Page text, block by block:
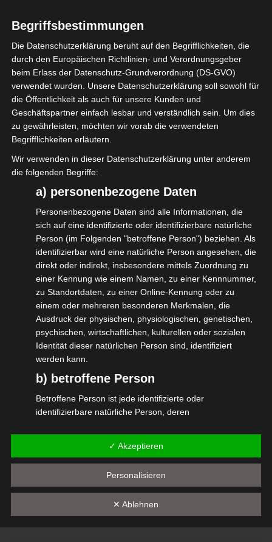
Statusfeststellung bei Honorarlehrkräften
zu erwirken.
Die isdv unterstützt die Petition, weil es
dazu führen kann, dass die
Statusfeststellung, die die
Veranstaltungswirtschaft ebenfalls sehr
beschäftigt, in einem breiteren Bereich
aufgebrochen wird und darüber debattiert
wird (siehe Post vom 19.12.
Bundestagsdebatte). Das ist in unserem
Sinn.
Deshalb bitten wir Dich, die Petition Nr.
174929 mit zu zeichnen.
Vielen Dank.
Hier der Link zur Petition:
https://epetitionen.bundestag.de/petitionen/
#isdv #dtkv #wirGemeinsamJetzt #bagsv
#selbstaendig #petition
Diesen Beitrag teilen
Begriffsbestimmungen
Die Datenschutzerklärung beruht auf den Begrifflichkeiten, die
durch den Europäischen Richtlinien- und Verordnungsgeber
beim Erlass der Datenschutz-Grundverordnung (DS-GVO)
verwendet wurden. Unsere Datenschutzerklärung soll sowohl für
die Öffentlichkeit als auch für unsere Kunden und
Geschäftspartner einfach lesbar und verständlich sein. Um dies
zu gewährleisten, möchten wir vorab die verwendeten
Begrifflichkeiten erläutern.
Wir verwenden in dieser Datenschutzerklärung unter anderem
die folgenden Begriffe:
a) personenbezogene Daten
Personenbezogene Daten sind alle Informationen, die
sich auf eine identifizierte oder identifizierbare natürliche
Person (im Folgenden "betroffene Person") beziehen. Als
identifizierbar wird eine natürliche Person angesehen, die
direkt oder indirekt, insbesondere mittels Zuordnung zu
einer Kennung wie einem Namen, zu einer Kennnummer,
zu Standortdaten, zu einer Online-Kennung oder zu
einem oder mehreren besonderen Merkmalen, die
Ausdruck der physischen, physiologischen, genetischen,
psychischen, wirtschaftlichen, kulturellen oder sozialen
Identität dieser natürlichen Person sind, identifiziert
werden kann.
b) betroffene Person
Betroffene Person ist jede identifizierte oder
identifizierbare natürliche Person, deren
c) Verarbeitung
Verarbeitung ist jeder mit oder ohne Hilfe automatisierter
Verfahren ausgeführte Vorgang oder jede solche
Vorgangsreihe im Zusammenhang mit
personenbezogenen Daten wie das Erheben, das
✓ Akzeptieren
Personalisieren
✕ Ablehnen